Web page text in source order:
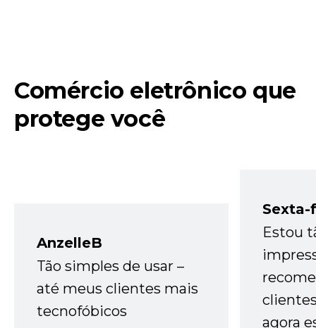
Comércio eletrônico que
protege você
AnzelleB
Tão simples de usar –
até meus clientes mais
tecnofóbicos
Sexta-
Estou
agora